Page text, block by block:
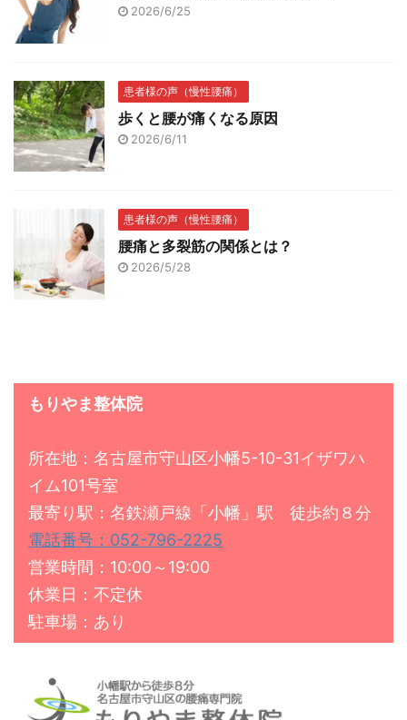
2026/6/25
患者様の声（慢性腰痛）
歩くと腰が痛くなる原因
2026/6/11
患者様の声（慢性腰痛）
腰痛と多裂筋の関係とは？
2026/5/28
もりやま整体院
所在地：名古屋市守山区小幡5-10-31イザワハ
イム101号室
最寄り駅：名鉄瀬戸線「小幡」駅 徒歩約８分
電話番号：052-796-2225
営業時間：10:00～19:00
休業日：不定休
駐車場：あり